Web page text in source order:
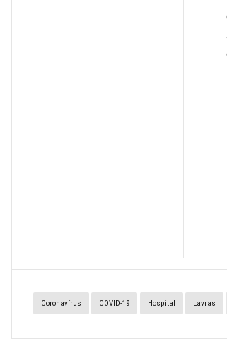
Coronavírus COVID-19 Hospital Lavras